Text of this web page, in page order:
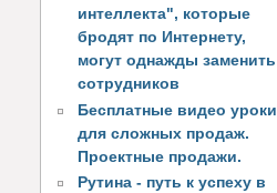
интеллекта", которые
бродят по Интернету,
могут однажды заменить
сотрудников
Бесплатные видео уроки
для сложных продаж.
Проектные продажи.
Рутина - путь к успеху в